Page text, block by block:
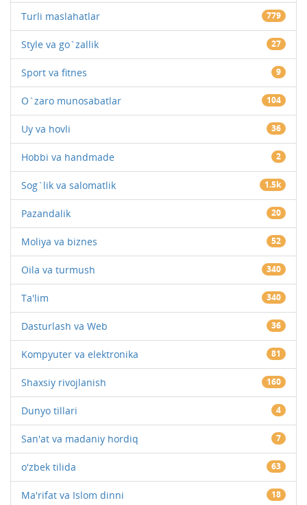
Turli maslahatlar 779
Style va go`zallik 27
Sport va fitnes 9
O`zaro munosabatlar 104
Uy va hovli 36
Hobbi va handmade 2
Sog`lik va salomatlik 1.5k
Pazandalik 20
Moliya va biznes 52
Oila va turmush 340
Ta'lim 340
Dasturlash va Web 36
Kompyuter va elektronika 81
Shaxsiy rivojlanish 160
Dunyo tillari 4
San'at va madaniy hordiq 7
o'zbek tilida 63
Ma'rifat va Islom dinni 18